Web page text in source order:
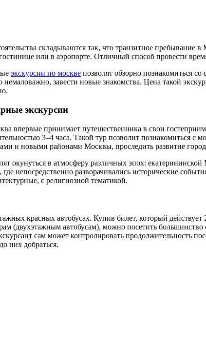
складываются так, что транзитное пребывание
или в аэропорте. Отличный способ провести
экскурсии по москве позволят обзорно познакомиться
немаловажно, завести новые знакомства. Цена такой
экскурсии
впервые принимает путешественника в свои
3–4 часа. Такой тур позволит познакомиться с
и новыми районами Москвы, проследить развитие
окунуться в атмосферу различных эпох:
непосредственно разворачивались исторические
с религиозной тематикой.
красных автобусах. Купив билет, который действует
(двухэтажным автобусам), можно посетить
сам может контролировать продолжительность
них добраться.